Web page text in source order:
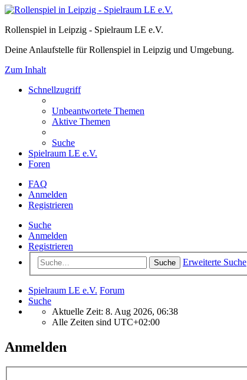
Rollenspiel in Leipzig - Spielraum LE e.V.
Deine Anlaufstelle für Rollenspiel in Leipzig und Umgebung.
Zum Inhalt
Schnellzugriff
Unbeantwortete Themen
Aktive Themen
Suche
Spielraum LE e.V.
Foren
FAQ
Anmelden
Registrieren
Suche
Anmelden
Registrieren
Suche Erweiterte Suche
Spielraum LE e.V. Forum
Suche
Aktuelle Zeit: 8. Aug 2026, 06:38
Alle Zeiten sind UTC+02:00
Anmelden